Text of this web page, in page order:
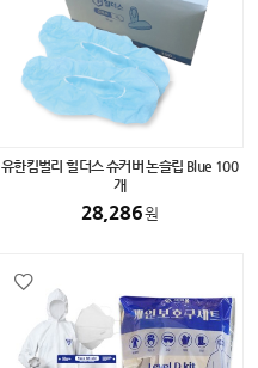
유한킴벌리 힐더스 슈커버 논슬립 Blue 100
개
28,286원